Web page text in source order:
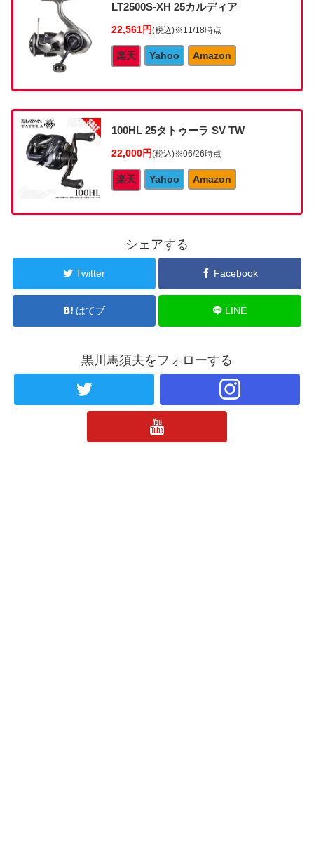
LT2500S-XH 25カルディア
22,561円(税込)※11/18時点
楽天 Yahoo Amazon
100HL 25タトゥーラ SV TW
22,000円(税込)※06/26時点
楽天 Yahoo Amazon
シェアする
Twitter Facebook
はてブ LINE
黒川馬須夫をフォローする